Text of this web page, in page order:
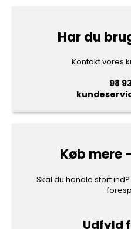
Har du
Kontakt vores
98
Køb mere
Skal du handle stort
Udfyld